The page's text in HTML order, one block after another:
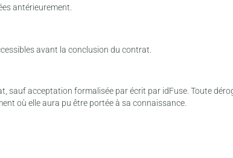
antérieurement.
avant la conclusion du contrat.
sauf acceptation formalisée par écrit par idFuse. Toute
où elle aura pu être portée à sa connaissance.